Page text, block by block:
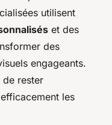
utilisent
et des
des
engageants.
de rester
les